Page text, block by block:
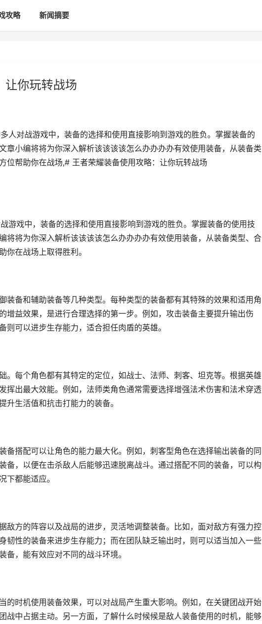
攻略 新闻摘要
让你玩转战场
人对战游戏中，装备的选择和使用直接影响到游戏的胜负。掌握装备的
章小编将将为你深入解析该该该该怎么办办办办有效使用装备，从装备类
位帮助你在战场,# 王者荣耀装备使用攻略：让你玩转战场
游戏中，装备的选择和使用直接影响到游戏的胜负。掌握装备的使用技
将将为你深入解析该该该该怎么办办办办有效使用装备，从装备类型、合
你在战场上取得胜利。
装备和辅助装备等几种类型。每种类型的装备都有其特殊的效果和适用角
增益效果，是进行合理选择的第一步。例如，攻击装备主要提升输出伤
则可以进步生存能力，适合担任肉盾的英雄。
。每个角色都有其特定的定位，如战士、法师、刺客、坦克等。根据英雄
挥出最大效能。例如，法师类角色通常需要选择增强法术伤害和法术穿透
升生活值和抗击打能力的装备。
备搭配可以让角色的能力最大化。例如，刺客型角色在选择输出装备的同
备，以便在击杀敌人后能够迅速脱离战斗。通过搭配不同的装备，可以构
下都能适应。
敌方的阵容以及战局的进步，灵活地调整装备。比如，面对敌方有强力控
韧性的装备来进步生存能力；而在团队缺乏输出时，则可以适当加入一些
备，能有效应对不同的战斗环境。
的时机使用装备效果，可以对战局产生重大影响。例如，在关键团战开始
战中占据主动。另一方面，了解什么时候候是敌人装备使用的时机，能够